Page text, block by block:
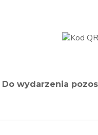
Do wydarzenia